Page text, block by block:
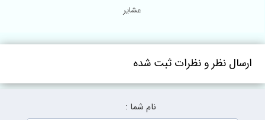
عشایر
ارسال نظر و نظرات ثبت شده
نام شما :